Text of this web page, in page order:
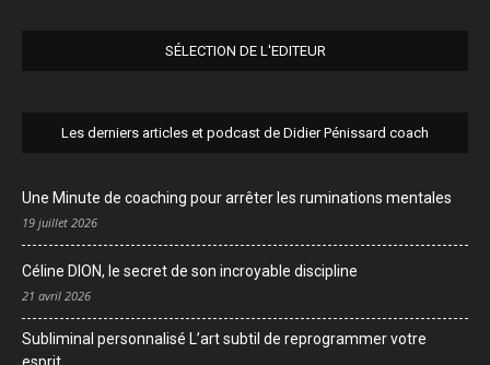
SÉLECTION DE L'EDITEUR
Les derniers articles et podcast de Didier Pénissard coach
Une Minute de coaching pour arrêter les ruminations mentales
19 juillet 2026
Céline DION, le secret de son incroyable discipline
21 avril 2026
Subliminal personnalisé L’art subtil de reprogrammer votre